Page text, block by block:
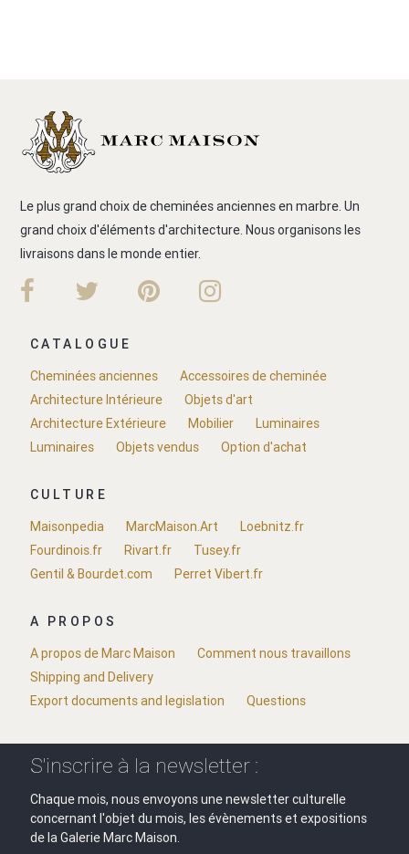
Le plus grand choix de cheminées anciennes en marbre. Un
grand choix d'éléments d'architecture. Nous organisons les
livraisons dans le monde entier.
CATALOGUE
Cheminées anciennes
Accessoires de cheminée
Architecture Intérieure
Objets d'art
Architecture Extérieure
Mobilier
Luminaires
Luminaires
Objets vendus Option d'achat
CULTURE
Maisonpedia
MarcMaison.Art
Loebnitz.fr
Fourdinois.fr
Rivart.fr
Tusey.fr
Gentil & Bourdet.com
Perret Vibert.fr
A PROPOS
A propos de Marc Maison
Comment nous travaillons
Shipping and Delivery
Export documents and legislation
Questions
S'inscrire à la newsletter :
Chaque mois, nous envoyons une newsletter culturelle
concernant l'objet du mois, les évènements et expositions
de la Galerie Marc Maison.